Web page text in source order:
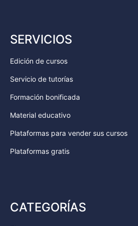
SERVICIOS
Edición de cursos
Servicio de tutorías
Formación bonificada
Material educativo
Plataformas para vender sus cursos
Plataformas gratis
CATEGORÍAS